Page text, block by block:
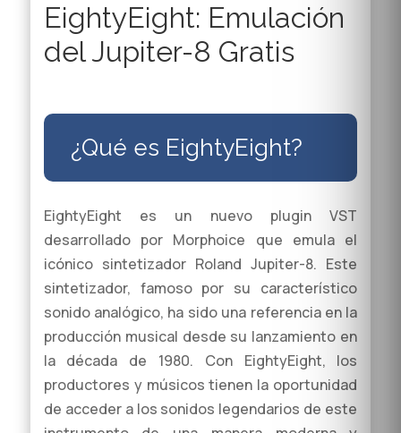
EightyEight: Emulación
del Jupiter-8 Gratis
¿Qué es EightyEight?
EightyEight es un nuevo plugin VST
desarrollado por Morphoice que emula el
icónico sintetizador Roland Jupiter-8. Este
sintetizador, famoso por su característico
sonido analógico, ha sido una referencia en la
producción musical desde su lanzamiento en
la década de 1980. Con EightyEight, los
productores y músicos tienen la oportunidad
de acceder a los sonidos legendarios de este